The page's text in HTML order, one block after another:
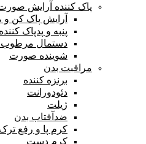
پاک کننده آرایش
آرایش پاک کن و
پنبه و پدپاک کننده
دستمال مرطوب
شوینده صورت
مراقبت بدن
برنزه کننده
دئودورانت
ژیلت
ضدآفتاب بدن
کرم پا و رفع ترک
کرم دست